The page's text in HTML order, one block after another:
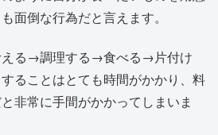
面倒な行為だと言えます。
る→調理する→食べる→片付け
ることはとても時間がかかり、料
非常に手間がかかってしまいま